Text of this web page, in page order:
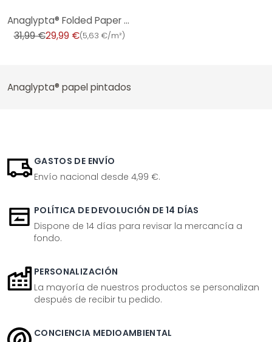
Anaglypta® Folded Paper Papel pintado vinílico texturado de lujo, pintable, blanco
31,99 €29,99 €(5,63 €/m²)
Anaglypta® papel pintados
GASTOS DE ENVÍO
Envío nacional desde 4,99 €.
POLÍTICA DE DEVOLUCIÓN DE 14 DÍAS
Dispone de 14 días para revisar la mercancía a
fondo.
PERSONALIZACIÓN
La mayoría de nuestros productos se personalizan
después de recibir tu pedido.
CONCIENCIA MEDIOAMBIENTAL